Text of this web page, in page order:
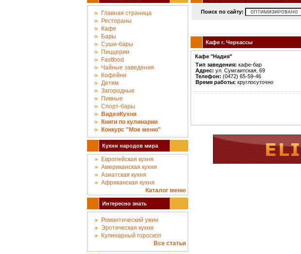
Главная страница
Рестораны
Кафе
Бары
Суши-бары
Пиццерии
Fastfood
Чайные заведения
Кофейни
Детям
Загородные
Пивные
Спорт-бары
ВидеоКухня
Книги по кулинарии
Конкурc "Мое меню"
Кухни народов мира
Европейская кухня
Американская кухня
Азиатская кухня
Африканская кухня
Каталог меню
Интересно знать
Романтический ужин
Эротическая кухня
Кулинарный гороскоп
Все статьи
Поиск по сайту:
Кафе г. Черкассы
Кафе "Надия"
Тип заведения: кафе-бар
Адрес: ул. Сумгаитская, 69
Телефон: (0472) 65-59-46
Время работы: круглосуточно